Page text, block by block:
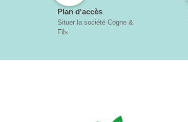
Plan d'accès
Situer la société Cogne &
Fils